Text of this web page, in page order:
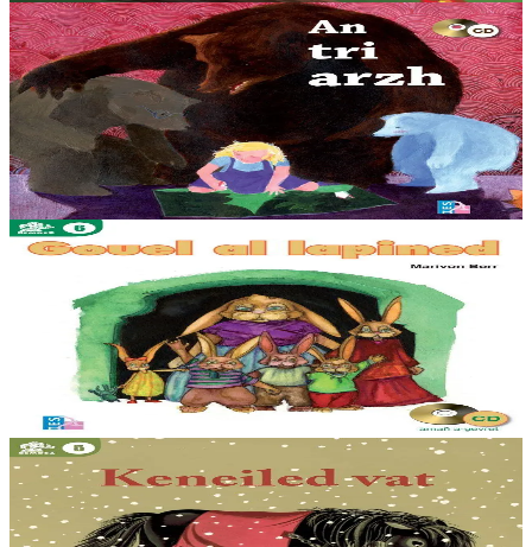
3 bloaz hag ouzhpenn
TES
An tri arzh
Un deiz ez eas Rodellig Aour da bourmen pell er c’hoad ha dizoleiñ
a reas ti an 3 arzh : an hini bras, an hini krenn hag an hini bihan. Ar
gontadenn hengounel...
Er stok12,00 €
3 bloaz hag ouzhpenn
TES
Gouel al lapined
Gouel al lapined a vo warc’hoazh. E soñj emañ Mammig Lapin
fardañ ur wastell evit he bugale. Mont a ra da zihuniñ ar yar, al
logod, ar gwenan, ar vuoc’h, ar...
Er stok10,00 €
5 bloaz hag ouzhpenn
TES
Keneiled vat